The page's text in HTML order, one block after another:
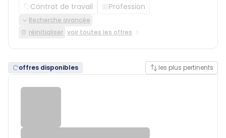
Contrat de travail Profession
Recherche avancée
réinitialiser voir toutes les offres
offres disponibles les plus pertinents